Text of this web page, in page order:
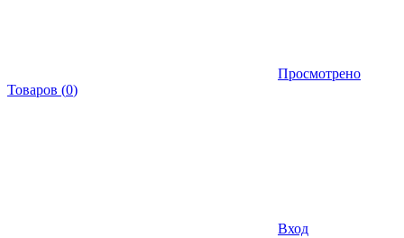
Просмотрено
Товаров (0)
Вход